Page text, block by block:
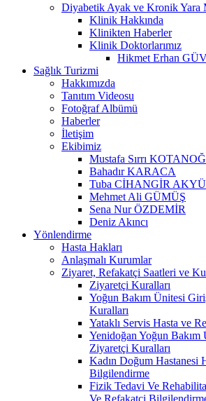
Diyabetik Ayak ve Kronik Yara
Klinik Hakkında
Klinikten Haberler
Klinik Doktorlarımız
Hikmet Erhan
Sağlık Turizmi
Hakkımızda
Tanıtım Videosu
Fotoğraf Albümü
Haberler
İletişim
Ekibimiz
Mustafa Sırrı
Bahadır KARACA
Tuba CİHANGİR
Mehmet Ali GÜMÜŞ
Sena Nur ÖZDEMİR
Deniz Akıncı
Yönlendirme
Hasta Hakları
Anlaşmalı Kurumlar
Ziyaret, Refakatçi Saatleri ve
Ziyaretçi Kuralları
Yoğun Bakım Ünitesi
Kuralları
Yataklı Servis Hasta ve
Yenidoğan Yoğun Bakım
Ziyaretçi Kuralları
Kadın Doğum Hastanesi
Bilgilendirme
Fizik Tedavi Ve
Ve Refakatçi